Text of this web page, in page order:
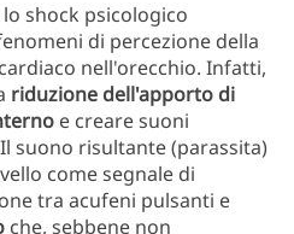
shock psicologico
di percezione della
nell'orecchio. Infatti,
riduzione dell'apporto di
e creare suoni
suono risultante (parassita)
come segnale di
tra acufeni pulsanti e
che, sebbene non